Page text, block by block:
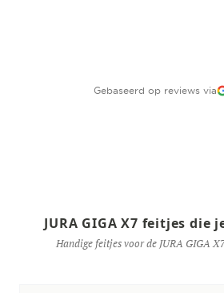
Gebaseerd op reviews via
JURA GIGA X7 feitjes die
Handige feitjes voor de JURA GIGA